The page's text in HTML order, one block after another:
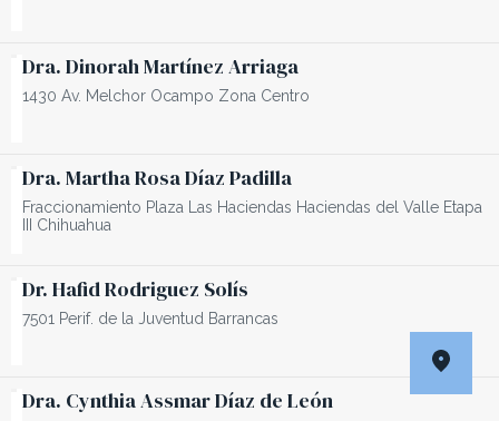
Dra. Dinorah Martínez Arriaga
1430 Av. Melchor Ocampo Zona Centro
Dra. Martha Rosa Díaz Padilla
Fraccionamiento Plaza Las Haciendas Haciendas del Valle Etapa
III Chihuahua
Dr. Hafid Rodriguez Solís
7501 Perif. de la Juventud Barrancas
Dra. Cynthia Assmar Díaz de León